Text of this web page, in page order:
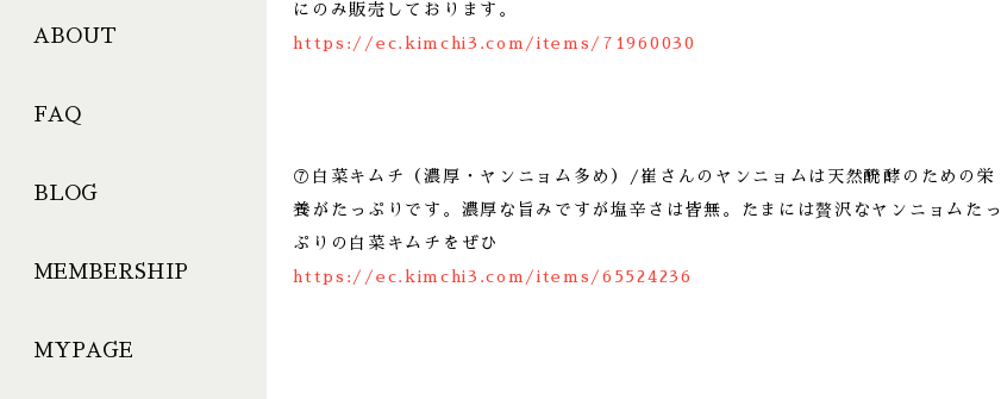
ABOUT
FAQ
BLOG
MEMBERSHIP
MYPAGE
にのみ販売しております。
https://ec.kimchi3.com/items/71960030
⑦白菜キムチ（濃厚・ヤンニョム多め）/崔さんのヤンニョムは天然醗酵のための栄
養がたっぷりです。濃厚な旨みですが塩辛さは皆無。たまには贅沢なヤンニョムたっ
ぷりの白菜キムチをぜひ
https://ec.kimchi3.com/items/65524236